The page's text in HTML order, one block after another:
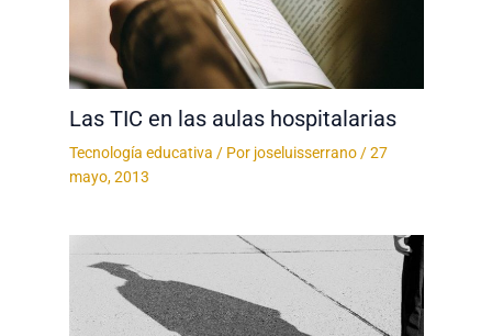
Las TIC en las aulas hospitalarias
Tecnología educativa / Por joseluisserrano /27
mayo, 2013